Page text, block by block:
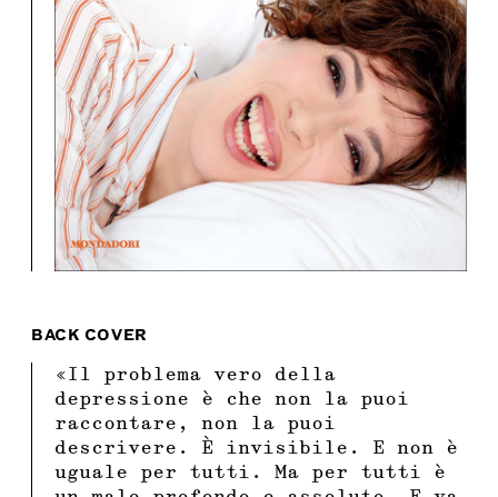
BACK COVER
«Il problema vero della
depressione è che non la puoi
raccontare, non la puoi
descrivere. È invisibile. E non è
uguale per tutti. Ma per tutti è